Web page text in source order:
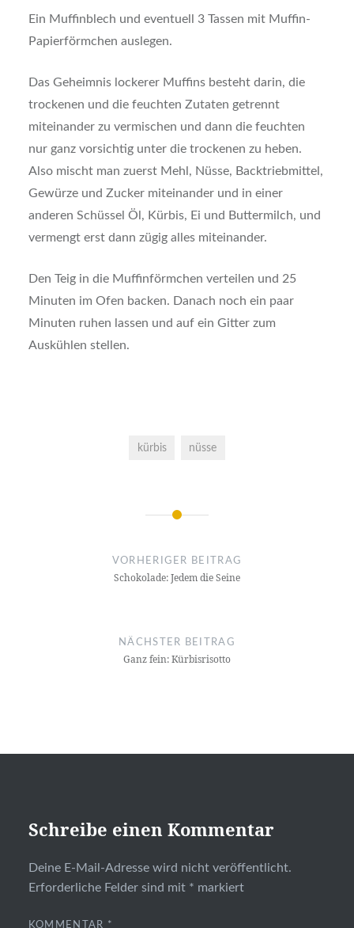
Ein Muffinblech und eventuell 3 Tassen mit Muffin-
Papierförmchen auslegen.
Das Geheimnis lockerer Muffins besteht darin, die
trockenen und die feuchten Zutaten getrennt
miteinander zu vermischen und dann die feuchten
nur ganz vorsichtig unter die trockenen zu heben.
Also mischt man zuerst Mehl, Nüsse, Backtriebmittel,
Gewürze und Zucker miteinander und in einer
anderen Schüssel Öl, Kürbis, Ei und Buttermilch, und
vermengt erst dann zügig alles miteinander.
Den Teig in die Muffinförmchen verteilen und 25
Minuten im Ofen backen. Danach noch ein paar
Minuten ruhen lassen und auf ein Gitter zum
Auskühlen stellen.
kürbis nüsse
Beitragsnavigation
VORHERIGER BEITRAG
Schokolade: Jedem die Seine
NÄCHSTER BEITRAG
Ganz fein: Kürbisrisotto
Schreibe einen Kommentar
Deine E-Mail-Adresse wird nicht veröffentlicht.
Erforderliche Felder sind mit * markiert
KOMMENTAR *